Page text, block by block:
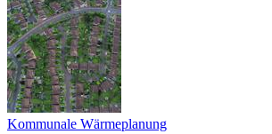
Kommunale Wärmeplanung